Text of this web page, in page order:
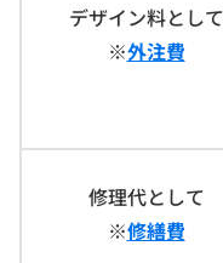
デザイン料として
※外注費
修理代として
※修繕費